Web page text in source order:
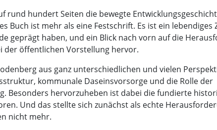
rund hundert Seiten die bewegte
Buch ist mehr als eine Festschrift. Es ist ein lebendiges
geprägt haben, und ein Blick nach vorn auf die
der öffentlichen Vorstellung hervor.
aus ganz unterschiedlichen und vielen
kommunale Daseinsvorsorge und die Rolle der
Besonders hervorzuheben ist dabei die fundierte
Und das stellte sich zunächst als echte
nicht mehr.